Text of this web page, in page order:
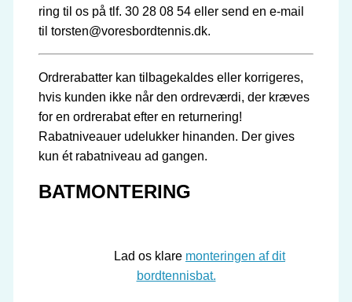
ring til os på tlf. 30 28 08 54 eller send en e-mail
til torsten@voresbordtennis.dk.
Ordrerabatter kan tilbagekaldes eller korrigeres,
hvis kunden ikke når den ordreværdi, der kræves
for en ordrerabat efter en returnering!
Rabatniveauer udelukker hinanden. Der gives
kun ét rabatniveau ad gangen.
BATMONTERING
Lad os klare monteringen af dit
bordtennisbat.